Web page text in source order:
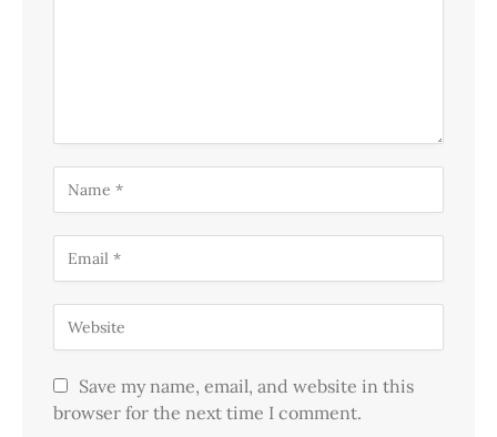
Save my name, email, and website in this
browser for the next time I comment.